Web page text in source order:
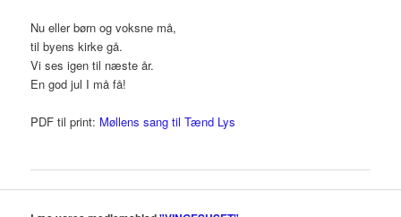
Nu eller børn og voksne må,
til byens kirke gå.
Vi ses igen til næste år.
En god jul I må få!
PDF til print: Møllens sang til Tænd Lys